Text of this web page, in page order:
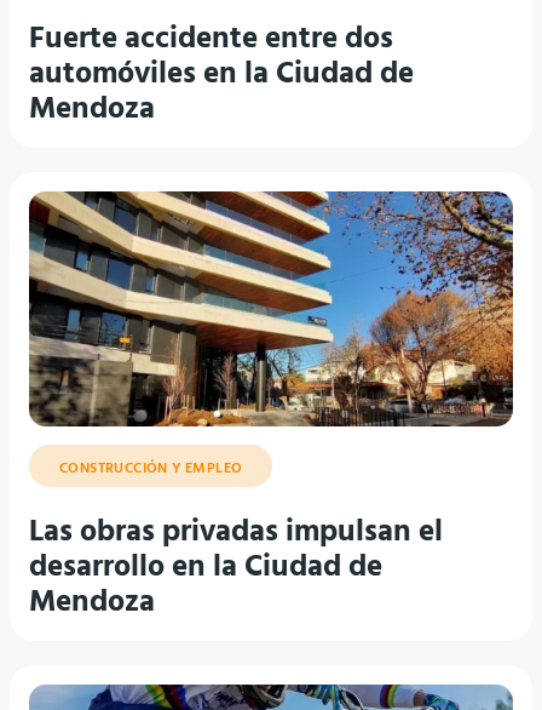
Fuerte accidente entre dos
automóviles en la Ciudad de
Mendoza
CONSTRUCCIÓN Y EMPLEO
Las obras privadas impulsan el
desarrollo en la Ciudad de
Mendoza